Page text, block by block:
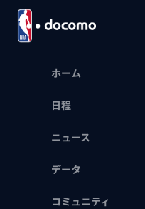
ホーム
日程
ニュース
データ
コミュニティ